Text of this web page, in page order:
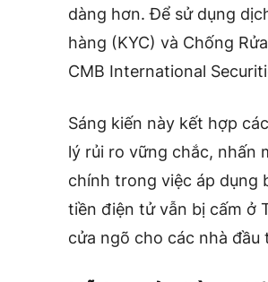
dàng hơn. Để sử dụng
hàng (KYC) và Chống
CMB International
Sáng kiến này kết hợp
lý rủi ro vững chắc, nhấn
chính trong việc áp dụng
tiền điện tử vẫn bị cấm ở
cửa ngõ cho các nhà